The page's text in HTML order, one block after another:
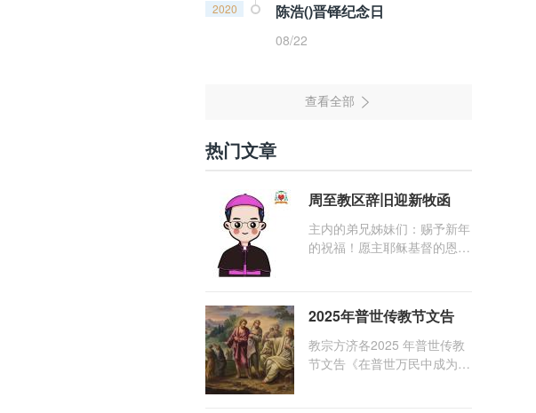
2020 陈浩()晋铎纪念日
08/22
热门文章
周至教区辞旧迎新牧函
主内的弟兄姊妹们：赐予新年
的祝福！愿主耶稣基督的恩
们，愿临在的救主基督安慰你
们，并圣化你们的生活，作为
祝贺祂诞辰的珍贵礼品。
2025年普世传教节文告
教宗方济各2025 年普世传教
节文告《在普世万民中成为怀